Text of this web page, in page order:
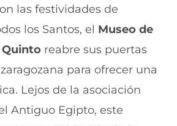
p
r
E
m
a
l
las festividades de
los Santos, el Museo de
Quinto reabre sus puertas
para ofrecer una
Lejos de la asociación
Antiguo Egipto, este